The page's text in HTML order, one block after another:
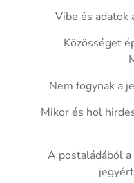
Vibe és adatok
Közösséget
Nem fogynak a
Mikor és hol
A postaládából